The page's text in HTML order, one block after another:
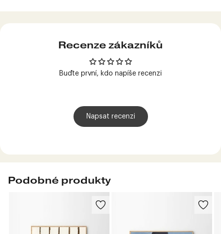
Recenze zákazníků
Buďte první, kdo napíše recenzi
Napsat recenzi
Podobné produkty